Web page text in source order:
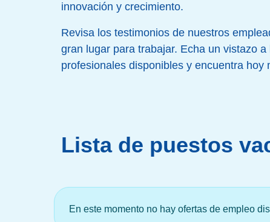
innovación y crecimiento.
Revisa los testimonios de nuestros
gran lugar para trabajar. Echa un vistazo
profesionales disponibles y encuentra hoy
Lista de puestos
En este momento no hay ofertas de empleo